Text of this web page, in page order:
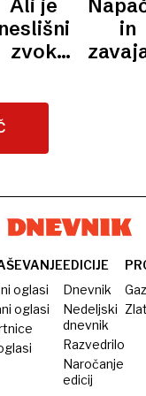
Ali je
neslišni
zvok
in
oglasi
oglasi
EDICIJE
Dnevnik
Nedeljski
dnevnik
Razvedrilo
Naročanje
edicij